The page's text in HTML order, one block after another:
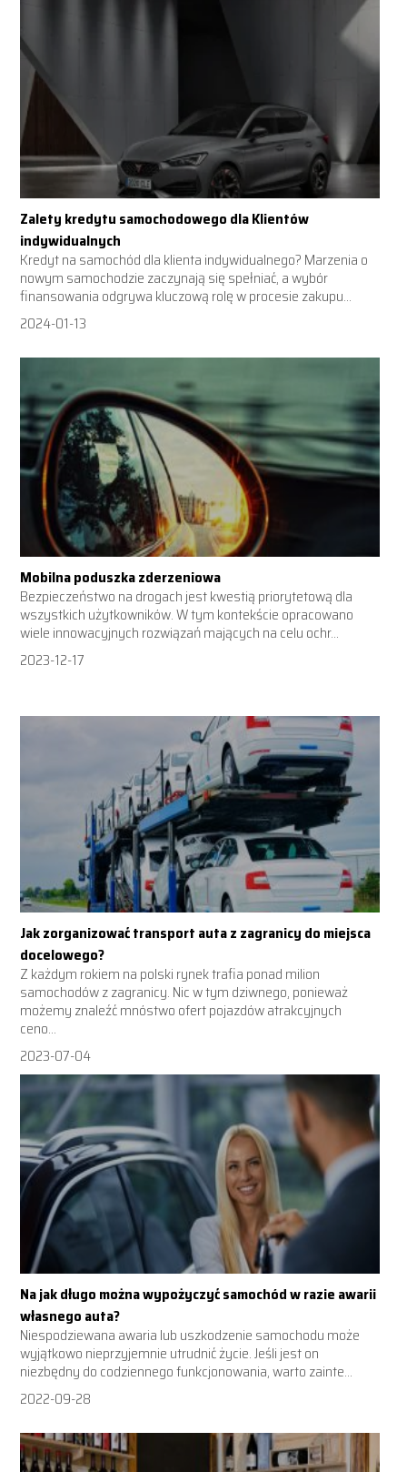
Zalety kredytu samochodowego dla Klientów
indywidualnych
Kredyt na samochód dla klienta indywidualnego? Marzenia o
nowym samochodzie zaczynają się spełniać, a wybór
finansowania odgrywa kluczową rolę w procesie zakupu...
2024-01-13
Mobilna poduszka zderzeniowa
Bezpieczeństwo na drogach jest kwestią priorytetową dla
wszystkich użytkowników. W tym kontekście opracowano
wiele innowacyjnych rozwiązań mających na celu ochr...
2023-12-17
Jak zorganizować transport auta z zagranicy do miejsca
docelowego?
Z każdym rokiem na polski rynek trafia ponad milion
samochodów z zagranicy. Nic w tym dziwnego, ponieważ
możemy znaleźć mnóstwo ofert pojazdów atrakcyjnych
ceno...
2023-07-04
Na jak długo można wypożyczyć samochód w razie awarii
własnego auta?
Niespodziewana awaria lub uszkodzenie samochodu może
wyjątkowo nieprzyjemnie utrudnić życie. Jeśli jest on
niezbędny do codziennego funkcjonowania, warto zainte...
2022-09-28